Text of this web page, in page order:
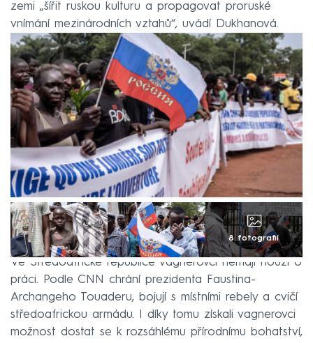
zemi „šířit ruskou kulturu a propagovat proruské
vnímání mezinárodních vztahů“, uvádí Dukhanová.
8 fotografií
Ve Středoafrické republice vagnerovci nemají nouzi o
práci. Podle CNN chrání prezidenta Faustina-
Archangeho Touaderu, bojují s místními rebely a cvičí
středoafrickou armádu. I díky tomu získali vagnerovci
možnost dostat se k rozsáhlému přírodnímu bohatství,